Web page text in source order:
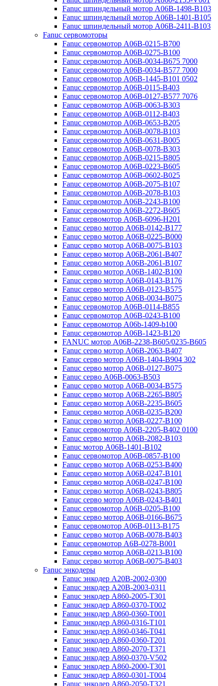
Fanuc шпиндельный мотор A06B-1498-B103
Fanuc шпиндельный мотор A06B-1401-B105
Fanuc шпиндельный мотор A06B-2411-B103
Fanuc сервомоторы
Fanuc сервомотор A06B-0215-B700
Fanuc сервомотор A06B-0275-B100
Fanuc сервомотор A06B-0034-B675 7000
Fanuc сервомотор A06B-0034-B577 7000
Fanuc сервомотор A06B-1445-B101 0502
Fanuc сервомотор A06B-0115-B403
Fanuc сервомотор A06B-0127-B577 7076
Fanuc сервомотор A06B-0063-B303
Fanuc сервомотор A06B-0112-B403
Fanuc сервомотор A06B-0653-B205
Fanuc сервомотор A06B-0078-B103
Fanuc сервомотор A06B-0631-B005
Fanuc сервомотор A06B-0078-B303
Fanuc сервомотор A06B-0215-B805
Fanuc сервомотор A06B-0223-B605
Fanuc сервомотор A06B-0602-B025
Fanuc сервомотор A06B-2075-B107
Fanuc сервомотор A06B-2078-B103
Fanuc сервомотор A06B-2243-B100
Fanuc сервомотор A06B-2272-B605
Fanuc сервомотор A06B-6096-H201
Fanuc серво мотор A06B-0142-B177
Fanuc серво мотор A06B-0225-B000
Fanuc серво мотор A06B-0075-B103
Fanuc серво мотор A06B-2061-B407
Fanuc серво мотор A06B-2061-B107
Fanuc серво мотор A06B-1402-B100
Fanuc серво мотор A06B-0143-B176
Fanuc серво мотор A06B-0123-B575
Fanuc серво мотор A06B-0034-B075
Fanuc сервомотор A06B-0114-B855
Fanuc сервомотор A06B-0243-B100
Fanuc сервомотор A06b-1409-b100
Fanuc сервомотор A06B-1423-B120
FANUC мотор A06B-2238-B605/0235-B605
Fanuc серво мотор A06B-2063-B407
Fanuc серво мотор A06B-1404-B904 302
Fanuc серво мотор A06B-0127-B075
Fanuc серво A06B-0063-B503
Fanuc серво мотор A06B-0034-B575
Fanuc серво мотор A06B-2265-B805
Fanuc серво мотор A06B-2235-B605
Fanuc серво мотор A06B-0235-B200
Fanuc серво мотор A06B-0227-B100
Fanuc сервомотор A06B-2205-B402 0100
Fanuc серво мотор A06B-2082-B103
Fanuc мотор A06B-1401-B102
Fanuc сервомотор A06B-0857-B100
Fanuc серво мотор A06B-0253-B400
Fanuc серво мотор A06B-0247-B101
Fanuc серво мотор A06B-0247-B100
Fanuc серво мотор A06B-0243-B805
Fanuc серво мотор A06B-0243-B401
Fanuc сервомотор A06B-0205-B100
Fanuc серво мотор A06B-0166-B675
Fanuc сервомотор A06B-0113-B175
Fanuc серво мотор A06B-0078-B403
Fanuc сервомотор A6B-0278-B001
Fanuc серво мотор A06B-0213-B100
Fanuc серво мотор A06B-0075-B403
Fanuc энкодеры
Fanuc энкодер A20B-2002-0300
Fanuc энкодер A20B-2003-0311
Fanuc энкодер A860-2005-T301
Fanuc энкодер A860-0370-T002
Fanuc энкодер A860-0360-T001
Fanuc энкодер A860-0316-T101
Fanuc энкодер A860-0346-T041
Fanuc энкодер A860-0360-T201
Fanuc энкодер A860-2070-T371
Fanuc энкодер A860-0370-V502
Fanuc энкодер A860-2000-T301
Fanuc энкодер A860-0301-T004
Fanuc энкодер A860-2050-T321